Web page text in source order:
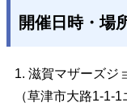
開催日時・場
1. 滋賀マザーズジ
（草津市大路1-1-1